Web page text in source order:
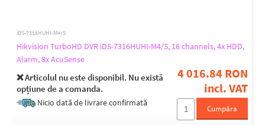
iDS-7316HUHI-M4/S
Hikvision TurboHD DVR iDS-7316HUHI-M4/S, 16 channels, 4x HDD,
Alarm, 8x AcuSense
❌ Articolul nu este disponibil. Nu există
opțiune de a comanda.
Nicio dată de livrare confirmată
4 016.84 RON
incl. VAT
Cumpăra